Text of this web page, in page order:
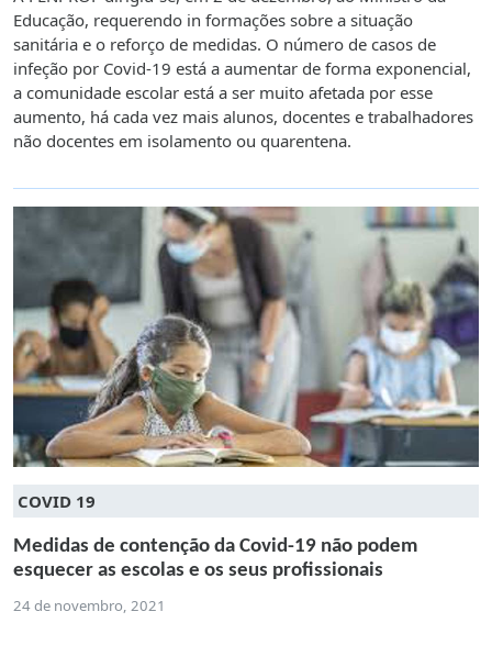
Educação, requerendo in formações sobre a situação
sanitária e o reforço de medidas. O número de casos de
infeção por Covid-19 está a aumentar de forma exponencial,
a comunidade escolar está a ser muito afetada por esse
aumento, há cada vez mais alunos, docentes e trabalhadores
não docentes em isolamento ou quarentena.
COVID 19
Medidas de contenção da Covid-19 não podem
esquecer as escolas e os seus profissionais
24 de novembro, 2021